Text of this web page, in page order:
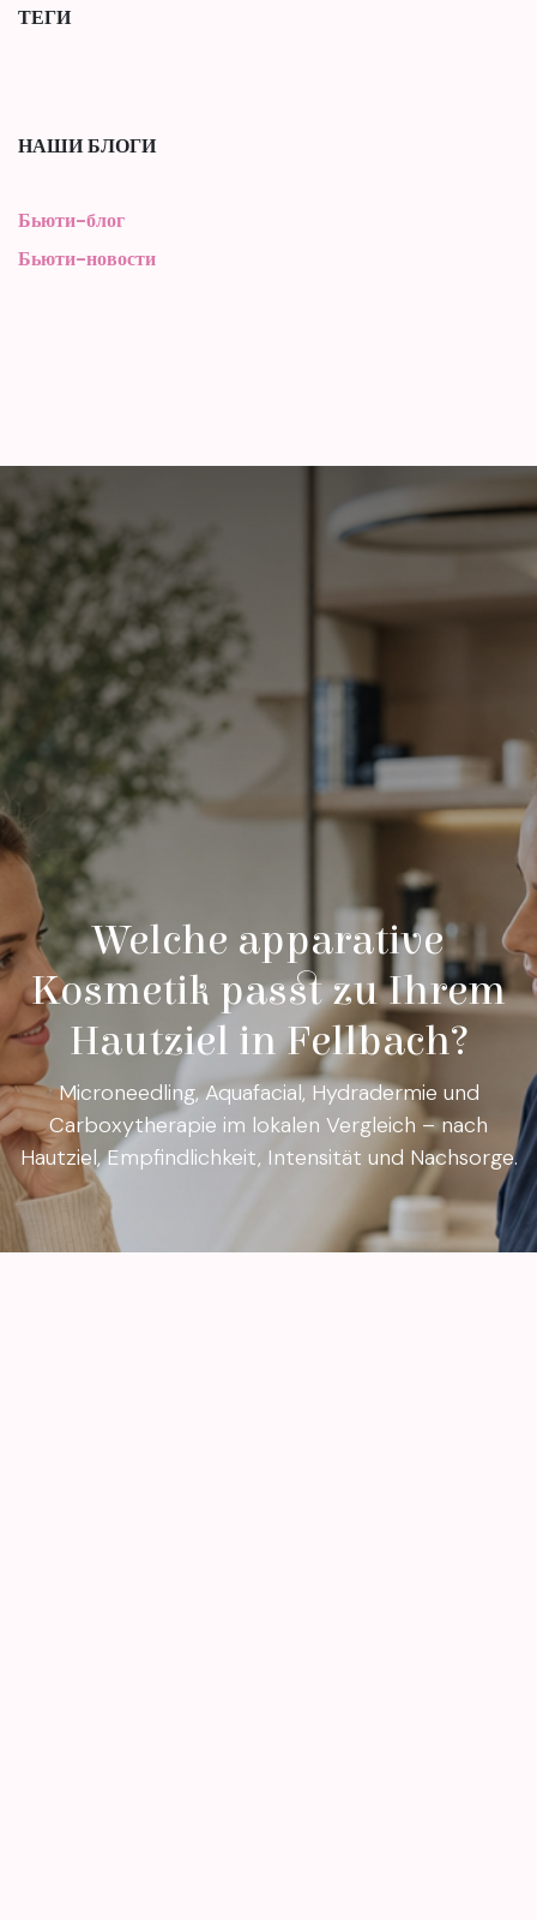
ТЕГИ
НАШИ БЛОГИ
Бьюти-блог
Бьюти-новости
Welche apparative
Kosmetik passt zu Ihrem
Hautziel in Fellbach?
Microneedling, Aquafacial, Hydradermie und
Carboxytherapie im lokalen Vergleich – nach
Hautziel, Empfindlichkeit, Intensität und Nachsorge.